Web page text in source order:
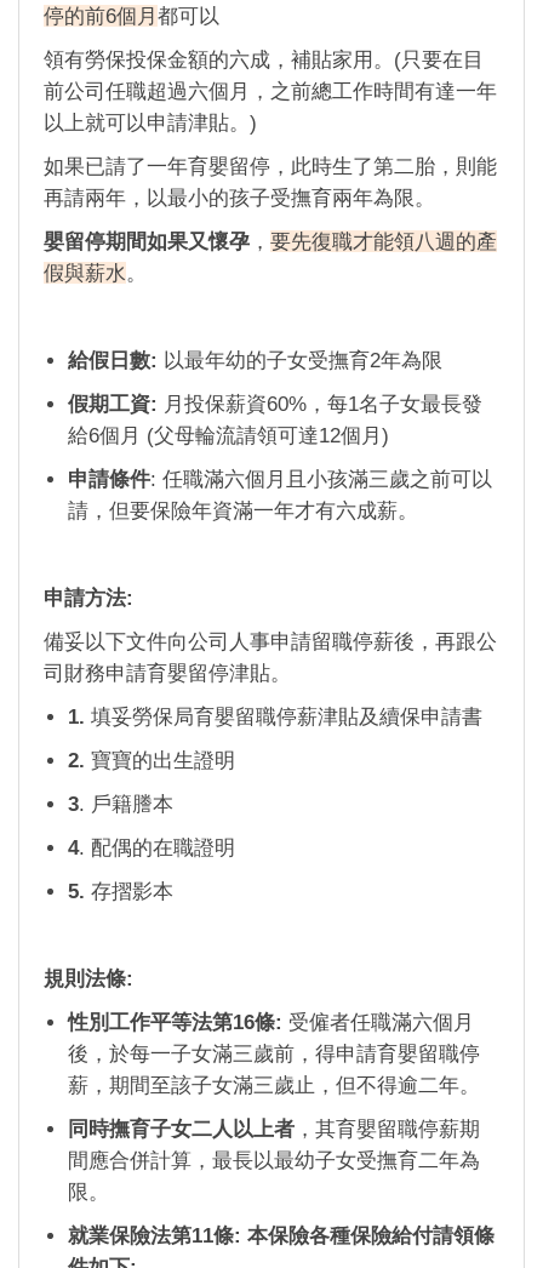
停的前6個月 都可以
領有勞保投保金額的六成，補貼家用。(只要在目
前公司任職超過六個月，之前總工作時間有達一年
以上就可以申請津貼。)
如果已請了一年育嬰留停，此時生了第二胎，則能
再請兩年，以最小的孩子受撫育兩年為限。
嬰留停期間如果又懷孕 ， 要先復職才能領八週的產
假與薪水。
給假日數: 以最年幼的子女受撫育2年為限
假期工資: 月投保薪資60%，每1名子女最長發
給6個月 (父母輪流請領可達12個月)
申請條件: 任職滿六個月且小孩滿三歲之前可以
請，但要保險年資滿一年才有六成薪。
申請方法:
備妥以下文件向公司人事申請留職停薪後，再跟公
司財務申請育嬰留停津貼。
1. 填妥勞保局育嬰留職停薪津貼及續保申請書
2. 寶寶的出生證明
3. 戶籍謄本
4. 配偶的在職證明
5. 存摺影本
規則法條:
性別工作平等法第16條: 受僱者任職滿六個月
後，於每一子女滿三歲前，得申請育嬰留職停
薪，期間至該子女滿三歲止，但不得逾二年。
同時撫育子女二人以上者 ，其育嬰留職停薪期
間應合併計算，最長以最幼子女受撫育二年為
限。
就業保險法第11條: 本保險各種保險給付請領條